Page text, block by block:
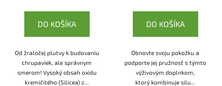
DO KOŠÍKA
Od žraločej plutvy k budovaniu
chrupaviek, ale správnym
smerom! Vysoký obsah oxidu
kremičitého (Silicea) z...
DO KOŠÍKA
Obnovte svoju pokožku a
podporte jej pružnosť s týmto
výživovým doplnkom,
ktorý kombinuje silu...